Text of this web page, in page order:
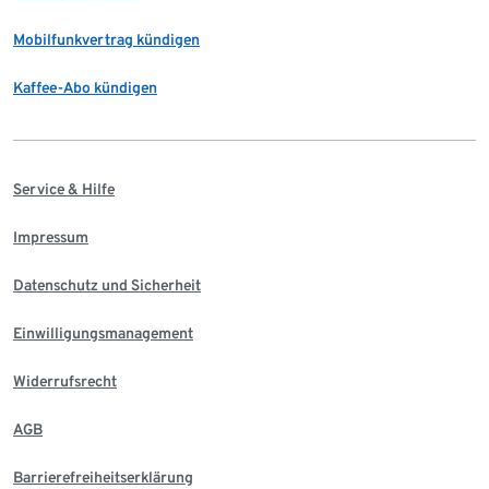
Mobilfunkvertrag kündigen
Kaffee-Abo kündigen
Service & Hilfe
Impressum
Datenschutz und Sicherheit
Einwilligungsmanagement
Widerrufsrecht
AGB
Barrierefreiheitserklärung